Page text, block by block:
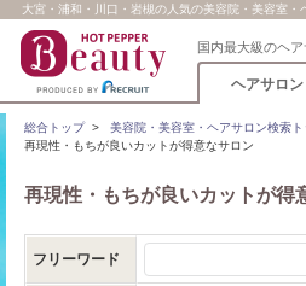
大宮・浦和・川口・岩槻の人気の美容院・美容室
国内最大級のヘ
ヘアサロン
総合トップ> 美容院・美容室・ヘアサロン検索ト
再現性・もちが良いカットが得意なサロン
再現性・もちが良いカットが得
フリーワード